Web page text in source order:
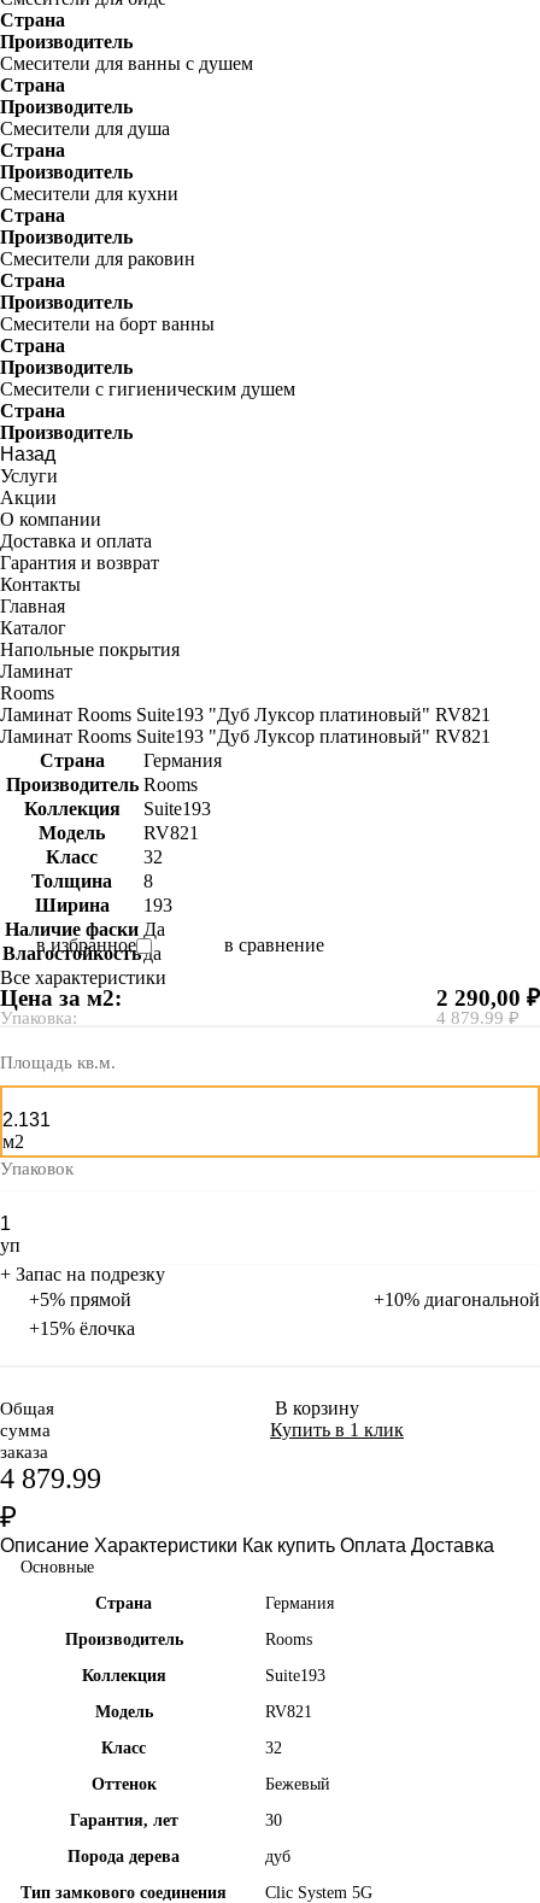
Страна
Производитель
Смесители для ванны с душем
Страна
Производитель
Смесители для душа
Страна
Производитель
Смесители для кухни
Страна
Производитель
Смесители для раковин
Страна
Производитель
Смесители на борт ванны
Страна
Производитель
Смесители с гигиеническим душем
Страна
Производитель
Назад
Услуги
Акции
О компании
Доставка и оплата
Гарантия и возврат
Контакты
Главная
Каталог
Напольные покрытия
Ламинат
Rooms
Ламинат Rooms Suite193 "Дуб Луксор платиновый" RV821
Ламинат Rooms Suite193 "Дуб Луксор платиновый" RV821
Страна
Германия
Производитель Rooms
Коллекция
Suite193
Модель
RV821
Класс
32
Толщина
8
Ширина
193
Наличие фаски Да
Влагостойкостьда
Все характеристики
в избранное в сравнение
Цена за м2:
Упаковка:
2 290,00 ₽
4 879.99 ₽
Площадь кв.м.
м2
Упаковок
уп
+ Запас на подрезку
+5% прямой
+10% диагональной
+15% ёлочка
Общая
сумма
заказа
4 879.99
₽
В корзину
Купить в 1 клик
Описание Характеристики Как купить Оплата Доставка
Основные
Страна
Германия
Производитель
Rooms
Коллекция
Suite193
Модель
RV821
Класс
32
Оттенок
Бежевый
Гарантия, лет
30
Порода дерева
дуб
Тип замкового соединения
Clic System 5G